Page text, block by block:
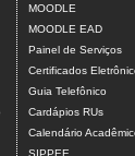
MOODLE
MOODLE EAD
Painel de Serviços
Certificados
Guia Telefônico
Cardápios RUs
Calendário
SIPPEE